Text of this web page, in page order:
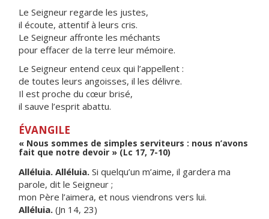
Le Seigneur regarde les justes,
il écoute, attentif à leurs cris.
Le Seigneur affronte les méchants
pour effacer de la terre leur mémoire.
Le Seigneur entend ceux qui l’appellent :
de toutes leurs angoisses, il les délivre.
Il est proche du cœur brisé,
il sauve l’esprit abattu.
ÉVANGILE
« Nous sommes de simples serviteurs : nous n’avons
fait que notre devoir » (Lc 17, 7-10)
Alléluia. Alléluia. Si quelqu’un m’aime, il gardera ma
parole, dit le Seigneur ;
mon Père l’aimera, et nous viendrons vers lui.
Alléluia. (Jn 14, 23)